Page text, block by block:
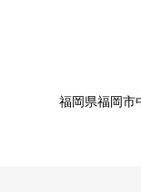
福岡県福岡